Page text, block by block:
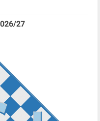
27